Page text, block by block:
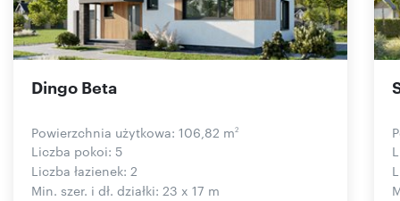
Dingo Beta
Powierzchnia użytkowa: 106,82 m2
Liczba pokoi: 5
Liczba łazienek: 2
Min. szer. i dł. działki: 23 x 17 m